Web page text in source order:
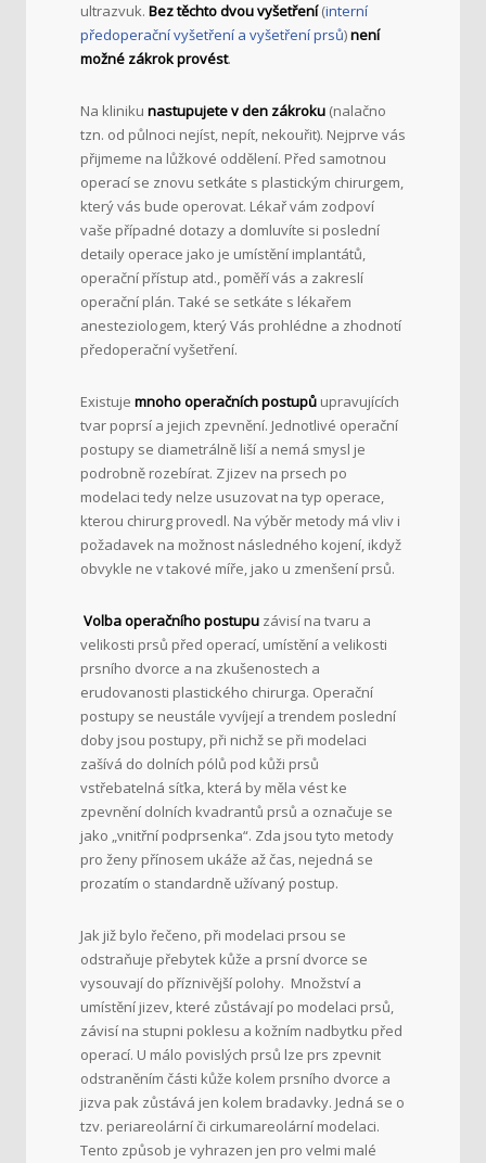
ultrazvuk. Bez těchto dvou vyšetření(interní
předoperační vyšetření a vyšetření prsů)není
možné zákrok provést.
Na kliniku nastupujete v den zákroku (nalačno
tzn. od půlnoci nejíst, nepít, nekouřit). Nejprve vás
přijmeme na lůžkové oddělení. Před samotnou
operací se znovu setkáte s plastickým chirurgem,
který vás bude operovat. Lékař vám zodpoví
vaše případné dotazy a domluvíte si poslední
detaily operace jako je umístění implantátů,
operační přístup atd., poměří vás a zakreslí
operační plán. Také se setkáte s lékařem
anesteziologem, který Vás prohlédne a zhodnotí
předoperační vyšetření.
Existuje mnoho operačních postupů upravujících
tvar poprsí a jejich zpevnění. Jednotlivé operační
postupy se diametrálně liší a nemá smysl je
podrobně rozebírat. Z jizev na prsech po
modelaci tedy nelze usuzovat na typ operace,
kterou chirurg provedl. Na výběr metody má vliv i
požadavek na možnost následného kojení, ikdyž
obvykle ne v takové míře, jako u zmenšení prsů.
Volba operačního postupu závisí na tvaru a
velikosti prsů před operací, umístění a velikosti
prsního dvorce a na zkušenostech a
erudovanosti plastického chirurga. Operační
postupy se neustále vyvíjejí a trendem poslední
doby jsou postupy, při nichž se při modelaci
zašívá do dolních pólů pod kůži prsů
vstřebatelná síťka, která by měla vést ke
zpevnění dolních kvadrantů prsů a označuje se
jako „vnitřní podprsenka“. Zda jsou tyto metody
pro ženy přínosem ukáže až čas, nejedná se
prozatím o standardně užívaný postup.
Jak již bylo řečeno, při modelaci prsou se
odstraňuje přebytek kůže a prsní dvorce se
vysouvají do příznivější polohy. Množství a
umístění jizev, které zůstávají po modelaci prsů,
závisí na stupni poklesu a kožním nadbytku před
operací. U málo povislých prsů lze prs zpevnit
odstraněním části kůže kolem prsního dvorce a
jizva pak zůstává jen kolem bradavky. Jedná se o
tzv. periareolární či cirkumareolární modelaci.
Tento způsob je vyhrazen jen pro velmi malé